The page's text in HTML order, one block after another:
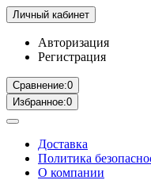
Личный кабинет
Авторизация
Регистрация
Сравнение:0
Избранное:0
Доставка
Политика
О компании